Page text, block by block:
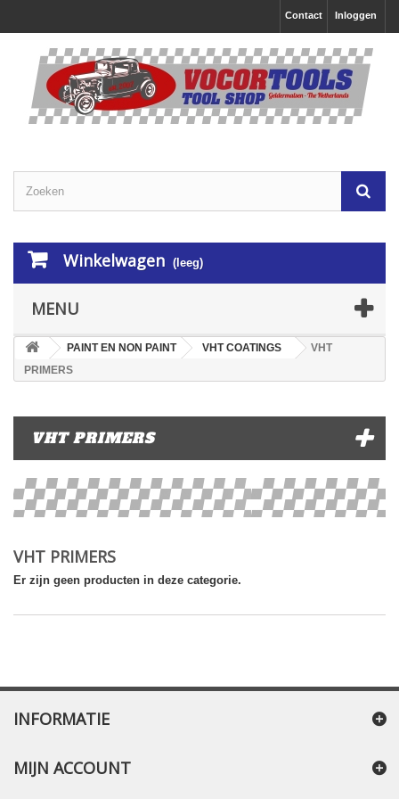
Inloggen
Contact
Winkelwagen (leeg)
MENU
PAINT EN NON PAINT VHT COATINGS
VHT
PRIMERS
VHT PRIMERS
VHT PRIMERS
Er zijn geen producten in deze categorie.
INFORMATIE
MIJN ACCOUNT